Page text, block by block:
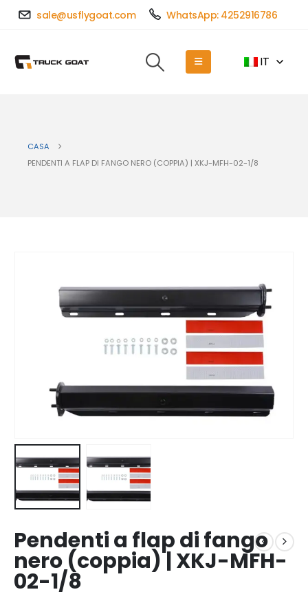
sale@usflygoat.com WhatsApp: 4252916786
IT
CASA
PENDENTI A FLAP DI FANGO NERO (COPPIA) | XKJ-MFH-02-1/8
Pendenti a flap di fango
nero (coppia) | XKJ-MFH-
02-1/8